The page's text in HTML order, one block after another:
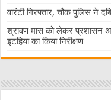
वारंटी गिरफ्तार, चौक पुलिस ने
श्रावण मास को लेकर प्रशासन
इटहिया का किया निरीक्षण